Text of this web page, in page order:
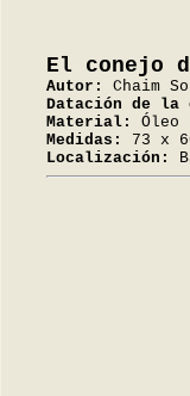
El conejo
Autor:
Chaim
Datación de la
Material:
Óleo
Medidas:
73 x
Localización: